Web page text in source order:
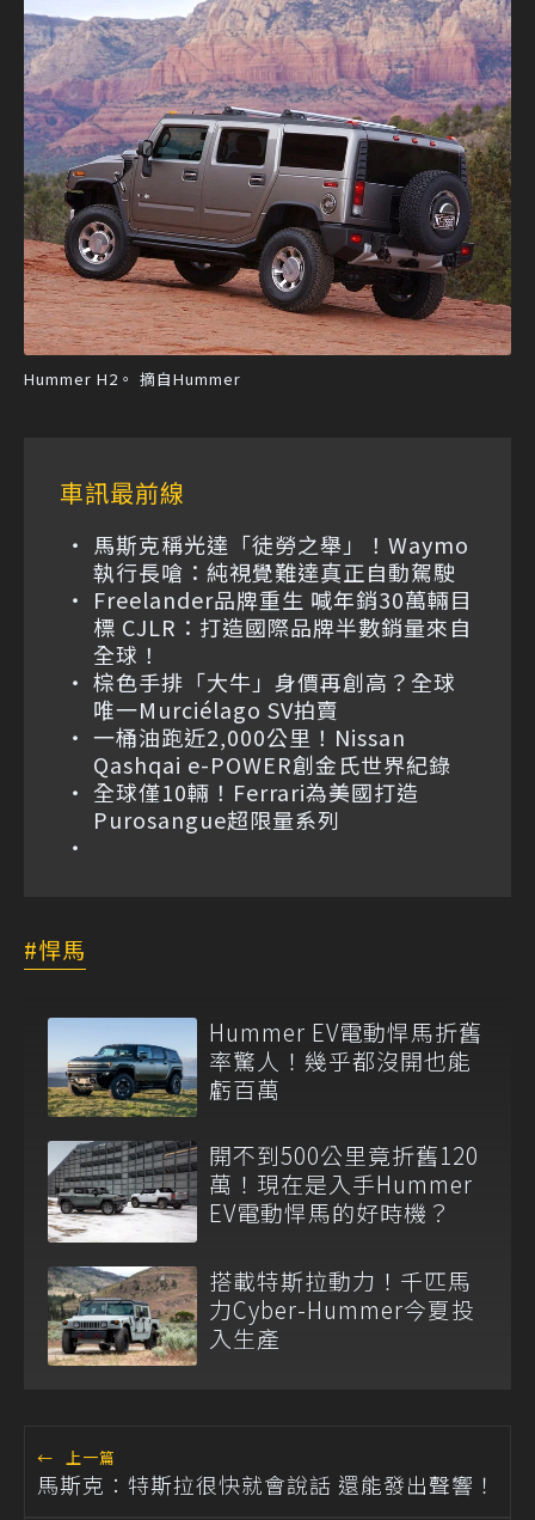
Hummer H2。 摘自Hummer
車訊最前線
馬斯克稱光達「徒勞之舉」！Waymo
執行長嗆：純視覺難達真正自動駕駛
Freelander品牌重生 喊年銷30萬輛目
標 CJLR：打造國際品牌半數銷量來自
全球！
棕色手排「大牛」身價再創高？全球
唯一Murciélago SV拍賣
一桶油跑近2,000公里！Nissan
Qashqai e-POWER創金氏世界紀錄
全球僅10輛！Ferrari為美國打造
Purosangue超限量系列
悍馬
Hummer EV電動悍馬折舊
率驚人！幾乎都沒開也能
虧百萬
開不到500公里竟折舊120
萬！現在是入手Hummer
EV電動悍馬的好時機？
搭載特斯拉動力！千匹馬
力Cyber-Hummer今夏投
入生產
← 上一篇
馬斯克：特斯拉很快就會說話 還能發出聲響！